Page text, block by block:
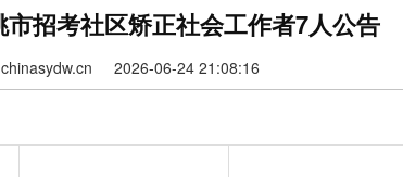
招考社区矫正社会工作者7人公告
2026-06-24 21:08:16